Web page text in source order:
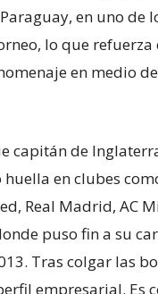
en uno de
lo que refuerza
en medio
capitán de
en clubes
Real Madrid, AC
puso fin a su
Tras colgar las
empresarial. Es